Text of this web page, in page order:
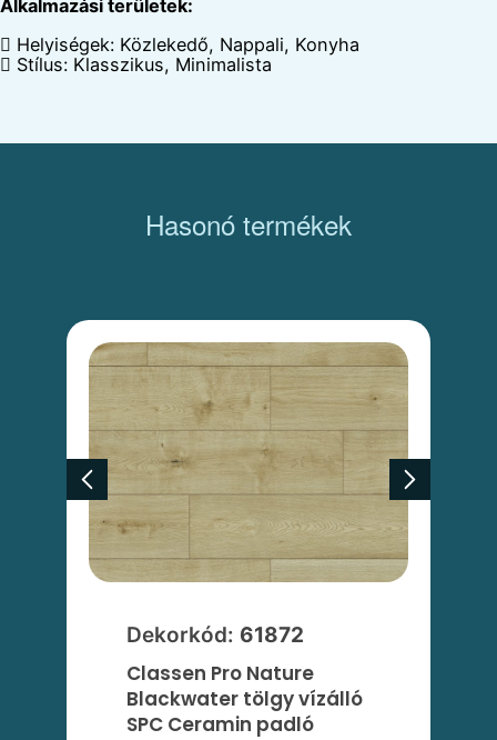
Alkalmazási területek:
 Helyiségek: Közlekedő, Nappali, Konyha
 Stílus: Klasszikus, Minimalista
Hasonó termékek
Dekorkód: 61872
Classen Pro Nature
Blackwater tölgy vízálló
SPC Ceramin padló